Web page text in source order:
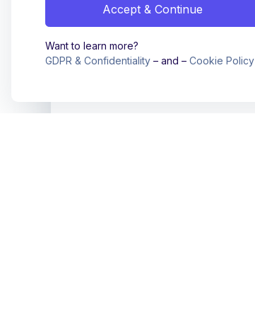
Accept & Continue
Want to learn more?
GDPR & Confidentiality – and – Cookie Policy